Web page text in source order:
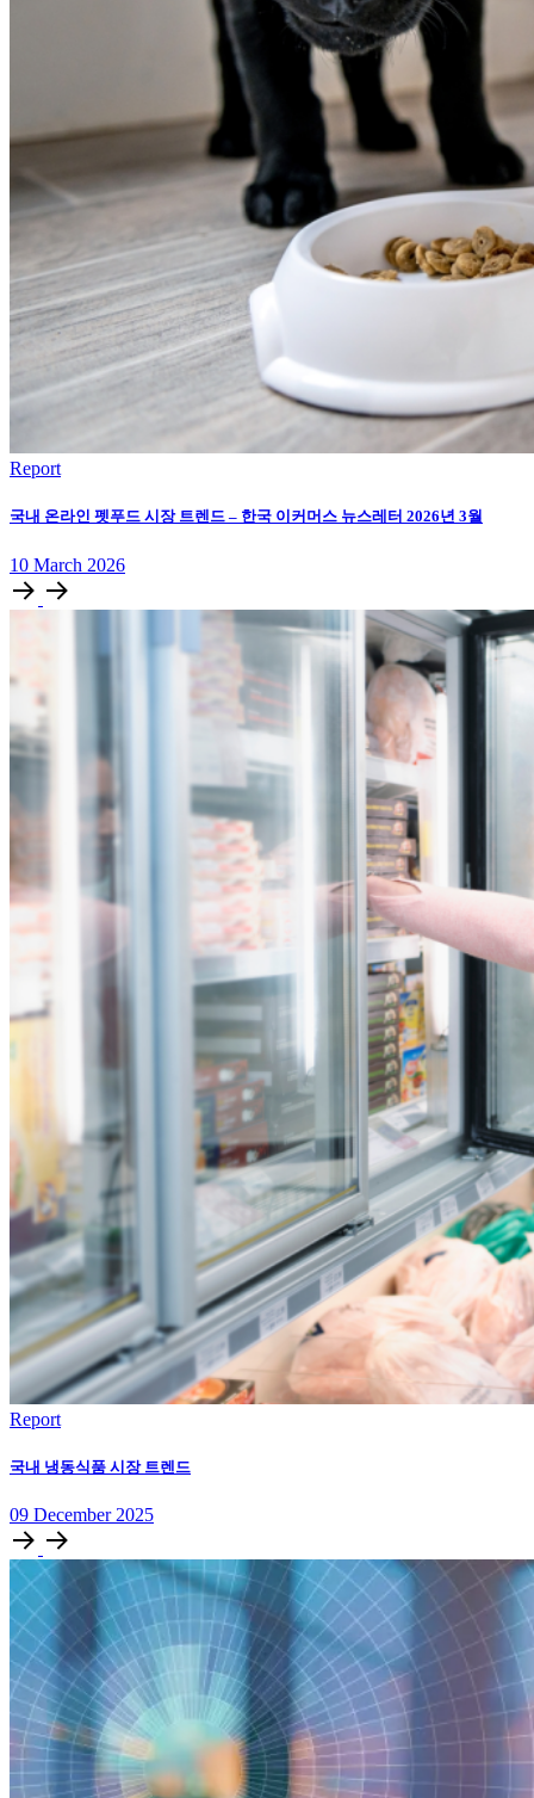
Report
국내 온라인 펫푸드 시장 트렌드 – 한국 이커머스 뉴스레터 2026년 3월
10 March 2026
Report
국내 냉동식품 시장 트렌드
09 December 2025